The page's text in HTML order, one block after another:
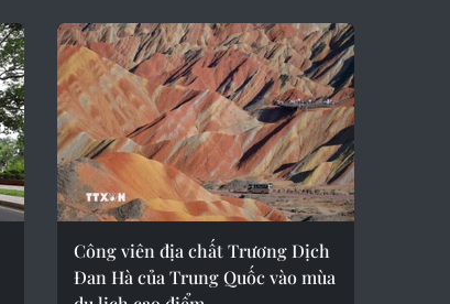
Công viên địa chất Trương Dịch
Đan Hà của Trung Quốc vào mùa